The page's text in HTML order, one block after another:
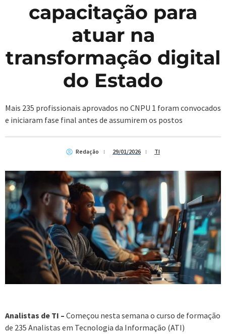
capacitação para
atuar na
transformação digital
do Estado
Mais 235 profissionais aprovados no CNPU 1 foram convocados
e iniciaram fase final antes de assumirem os postos
Redação 29/01/2026 TI
Analistas de TI – Começou nesta semana o curso de formação
de 235 Analistas em Tecnologia da Informação (ATI)